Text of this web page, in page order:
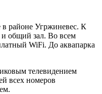
районе Угржиневес. К
и общий зал. Во всем
WiFi. До аквапарка
телевидением
всех номеров